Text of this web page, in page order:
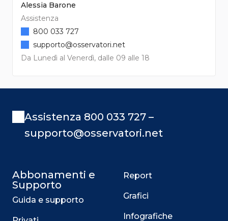
Alessia Barone
Assistenza
Da Lunedì al Venerdì, dalle 09 alle 18
800 033 727
supporto@osservatori.net
Assistenza 800 033 727 –
supporto@osservatori.net
Abbonamenti e
Supporto
Guida e supporto
Report
Grafici
Infografiche